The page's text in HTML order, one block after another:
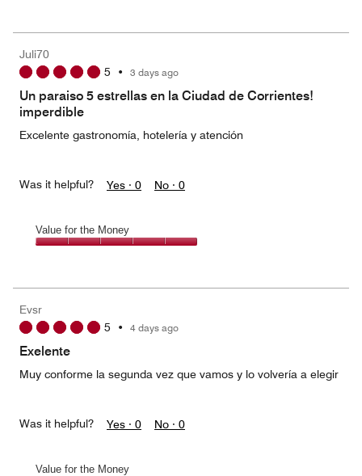
2
out
5
Juli70
5 • 3 days ago
Un paraiso 5 estrellas en la Ciudad de Corrientes!
imperdible
Excelente gastronomía, hotelería y atención
Was it helpful? Yes · 0 No · 0
Value for the Money
5
out
of
Evsr
5 • 4 days ago
Exelente
Muy conforme la segunda vez que vamos y lo volvería a elegir
Was it helpful? Yes · 0 No · 0
Value for the Money